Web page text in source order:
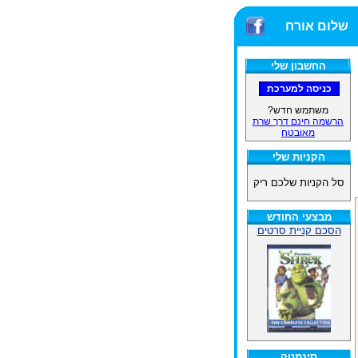
שלום אורח
החשבון שלי
משתמש חדש?
הרשמה חינם דרך שרת
מאובטח
הקניות שלי
סל הקניות שלכם ריק
מבצעי החודש
הסכם קניית סרטים